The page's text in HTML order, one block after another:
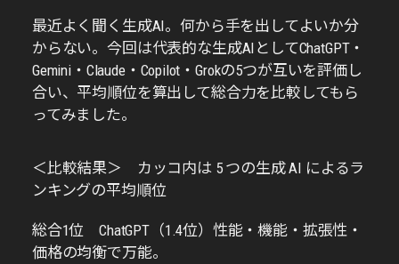
最近よく聞く生成AI。何から手を出してよいか分
からない。今回は代表的な生成AIとしてChatGPT・
Gemini・Claude・Copilot・Grokの5つが互いを評価し
合い、平均順位を算出して総合力を比較してもら
ってみました。
＜比較結果＞ カッコ内は 5 つの生成 AI によるラ
ンキングの平均順位
総合1位 ChatGPT（1.4位）性能・機能・拡張性・
価格の均衡で万能。